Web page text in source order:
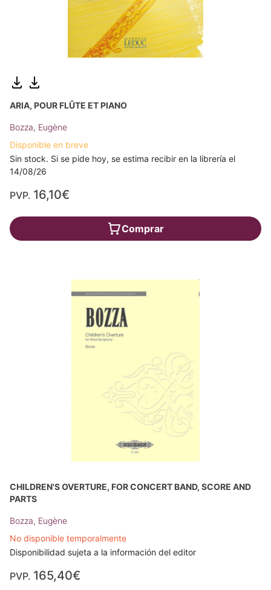
ARIA, POUR FLÛTE ET PIANO
Bozza, Eugène
Disponible en breve
Sin stock. Si se pide hoy, se estima recibir en la librería el
14/08/26
PVP. 16,10€
Comprar
CHILDREN'S OVERTURE, FOR CONCERT BAND, SCORE AND
PARTS
Bozza, Eugène
No disponible temporalmente
Disponibilidad sujeta a la información del editor
PVP. 165,40€